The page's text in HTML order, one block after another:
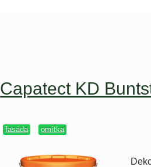
Capatect KD
fasáda omítka